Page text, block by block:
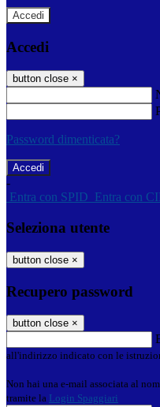
Accedi
Accedi
button close ×
Password dimenticata?
-
Entra con SPID Entra con
Seleziona utente
button close ×
Recupero password
button close ×
all'indirizzo indicato con le
Non hai una e-mail associata al
tramite la Login Spaggiari